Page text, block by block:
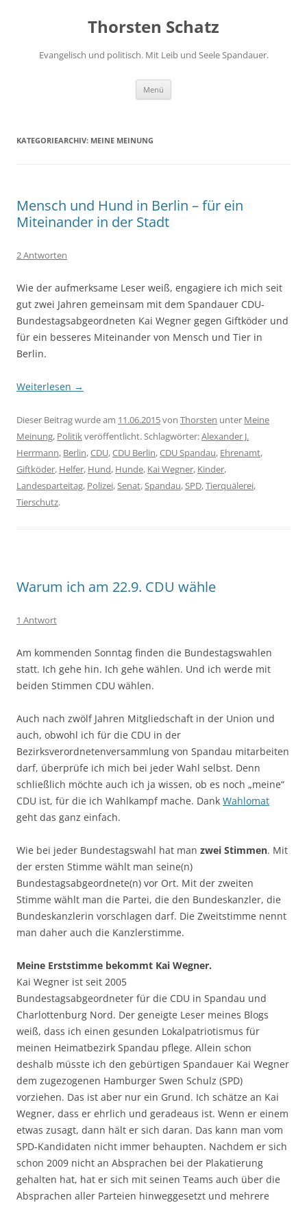
Thorsten Schatz
Evangelisch und politisch. Mit Leib und Seele Spandauer.
Menü
KATEGORIEARCHIV: MEINE MEINUNG
Mensch und Hund in Berlin – für ein
Miteinander in der Stadt
2 Antworten
Wie der aufmerksame Leser weiß, engagiere ich mich seit
gut zwei Jahren gemeinsam mit dem Spandauer CDU-
Bundestagsabgeordneten Kai Wegner gegen Giftköder und
für ein besseres Miteinander von Mensch und Tier in
Berlin.
Weiterlesen →
Dieser Beitrag wurde am 11.06.2015von Thorsten unter Meine
Meinung, Politikveröffentlicht. Schlagwörter:Alexander J.
Herrmann, Berlin,CDU,CDU Berlin,CDU Spandau, Ehrenamt,
Giftköder, Helfer, Hund, Hunde, Kai Wegner, Kinder,
Landesparteitag, Polizei,Senat,Spandau,SPD,Tierquälerei,
Tierschutz.
Warum ich am 22.9. CDU wähle
1 Antwort
Am kommenden Sonntag finden die Bundestagswahlen
statt. Ich gehe hin. Ich gehe wählen. Und ich werde mit
beiden Stimmen CDU wählen.
Auch nach zwölf Jahren Mitgliedschaft in der Union und
auch, obwohl ich für die CDU in der
Bezirksverordnetenversammlung von Spandau mitarbeiten
darf, überprüfe ich mich bei jeder Wahl selbst. Denn
schließlich möchte auch ich ja wissen, ob es noch „meine“
CDU ist, für die ich Wahlkampf mache. Dank Wahlomat
geht das ganz einfach.
Wie bei jeder Bundestagswahl hat man zwei Stimmen. Mit
der ersten Stimme wählt man seine(n)
Bundestagsabgeordnete(n) vor Ort. Mit der zweiten
Stimme wählt man die Partei, die den Bundeskanzler, die
Bundeskanzlerin vorschlagen darf. Die Zweitstimme nennt
man daher auch die Kanzlerstimme.
Meine Erststimme bekommt Kai Wegner.
Kai Wegner ist seit 2005
Bundestagsabgeordneter für die CDU in Spandau und
Charlottenburg Nord. Der geneigte Leser meines Blogs
weiß, dass ich einen gesunden Lokalpatriotismus für
meinen Heimatbezirk Spandau pflege. Allein schon
deshalb müsste ich den gebürtigen Spandauer Kai Wegner
dem zugezogenen Hamburger Swen Schulz (SPD)
vorziehen. Das ist aber nur ein Grund. Ich schätze an Kai
Wegner, dass er ehrlich und geradeaus ist. Wenn er einem
etwas zusagt, dann hält er sich daran. Das kann man vom
SPD-Kandidaten nicht immer behaupten. Nachdem er sich
schon 2009 nicht an Absprachen bei der Plakatierung
gehalten hat, hat er sich mit seinen Teams auch über die
Absprachen aller Parteien hinweggesetzt und mehrere